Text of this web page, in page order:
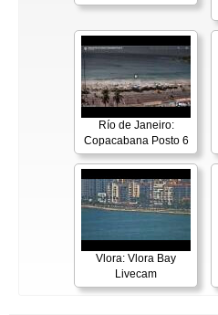
Río de Janeiro:
Copacabana Posto 6
Vlora: Vlora Bay
Livecam